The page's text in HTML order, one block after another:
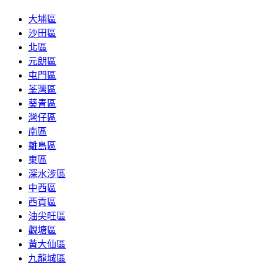
大埔區
沙田區
北區
元朗區
屯門區
荃灣區
葵青區
灣仔區
南區
離島區
東區
深水涉區
中西區
西貢區
油尖旺區
觀塘區
黃大仙區
九龍城區